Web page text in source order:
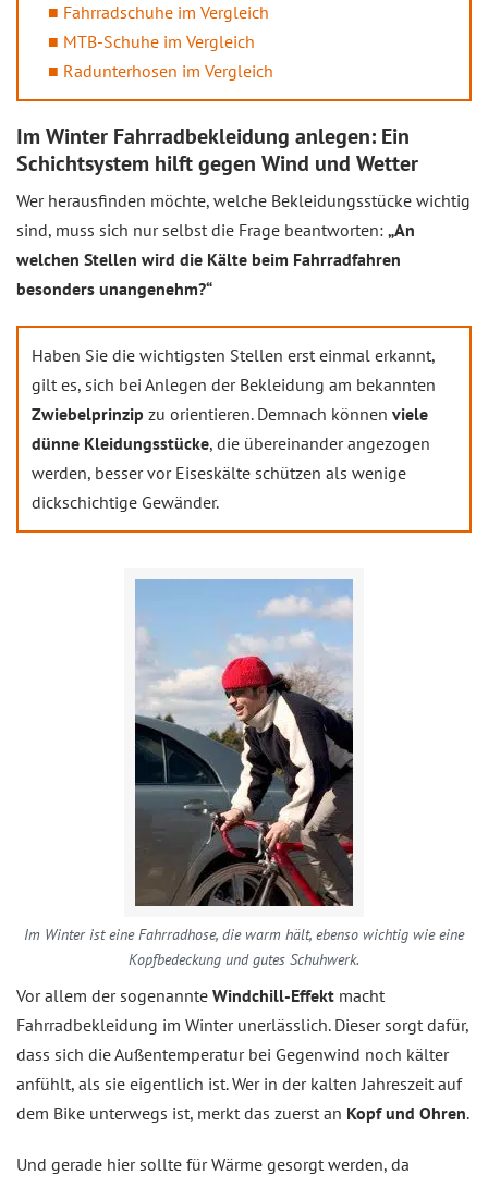
Fahrradschuhe im Vergleich
MTB-Schuhe im Vergleich
Radunterhosen im Vergleich
Im Winter Fahrradbekleidung anlegen: Ein
Schichtsystem hilft gegen Wind und Wetter
Wer herausfinden möchte, welche Bekleidungsstücke wichtig
sind, muss sich nur selbst die Frage beantworten: „An
welchen Stellen wird die Kälte beim Fahrradfahren
besonders unangenehm?“
Haben Sie die wichtigsten Stellen erst einmal erkannt,
gilt es, sich bei Anlegen der Bekleidung am bekannten
Zwiebelprinzip zu orientieren. Demnach können viele
dünne Kleidungsstücke, die übereinander angezogen
werden, besser vor Eiseskälte schützen als wenige
dickschichtige Gewänder.
Im Winter ist eine Fahrradhose, die warm hält, ebenso wichtig wie eine
Kopfbedeckung und gutes Schuhwerk.
Vor allem der sogenannte Windchill-Effekt macht
Fahrradbekleidung im Winter unerlässlich. Dieser sorgt dafür,
dass sich die Außentemperatur bei Gegenwind noch kälter
anfühlt, als sie eigentlich ist. Wer in der kalten Jahreszeit auf
dem Bike unterwegs ist, merkt das zuerst an Kopf und Ohren.
Und gerade hier sollte für Wärme gesorgt werden, da